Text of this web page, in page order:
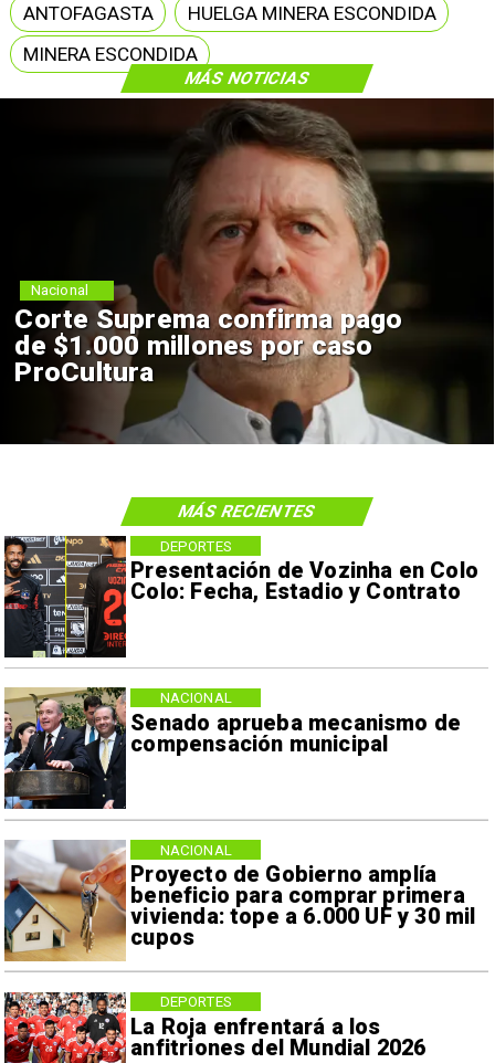
MÁS NOTICIAS
ANTOFAGASTA
HUELGA MINERA ESCONDIDA
MINERA ESCONDIDA
Corte Suprema confirma pago
de $1.000 millones por caso
ProCultura
Nacional
Presentación de Vozinha en Colo
Colo: Fecha, Estadio y Contrato
DEPORTES
Senado aprueba mecanismo de
compensación municipal
NACIONAL
Proyecto de Gobierno amplía
beneficio para comprar primera
vivienda: tope a 6.000 UF y 30 mil
cupos
NACIONAL
La Roja enfrentará a los
anfitriones del Mundial 2026
DEPORTES
MÁS RECIENTES